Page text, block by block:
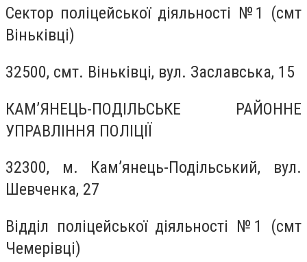
Сектор поліцейської діяльності №1 (смт
Віньківці)
32500, смт. Віньківці, вул. Заславська, 15
КАМ’ЯНЕЦЬ-ПОДІЛЬСЬКЕ РАЙОННЕ
УПРАВЛІННЯ ПОЛІЦІЇ
32300, м. Кам’янець-Подільський, вул.
Шевченка, 27
Відділ поліцейської діяльності №1 (смт
Чемерівці)